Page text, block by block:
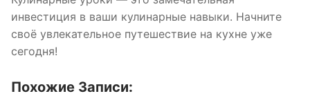
инвестиция в ваши кулинарные навыки. Начните
своё увлекательное путешествие на кухне уже
сегодня!
Похожие Записи: